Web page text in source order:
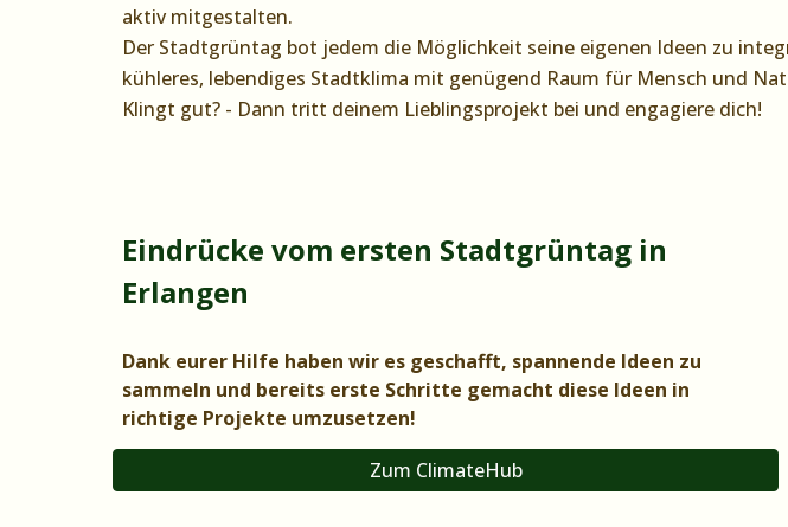
aktiv mitgestalten.
Der Stadtgrüntag bot jedem die Möglichkeit seine eigenen Ideen zu
kühleres, lebendiges Stadtklima mit genügend Raum für Mensch und
Klingt gut? - Dann tritt deinem Lieblingsprojekt bei und engagiere dich!
Eindrücke vom ersten Stadtgrüntag in
Erlangen
Dank eurer Hilfe haben wir es geschafft, spannende Ideen zu
sammeln und bereits erste Schritte gemacht diese Ideen in
richtige Projekte umzusetzen!
Zum ClimateHub